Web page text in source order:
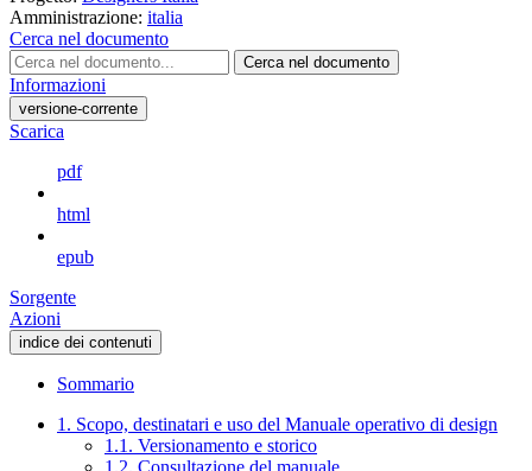
Amministrazione: italia
Cerca nel documento
Cerca nel documento
Informazioni
versione-corrente
Scarica
pdf
html
epub
Sorgente
Azioni
indice dei contenuti
Sommario
1. Scopo, destinatari e uso del Manuale operativo di design
1.1. Versionamento e storico
1.2. Consultazione del manuale